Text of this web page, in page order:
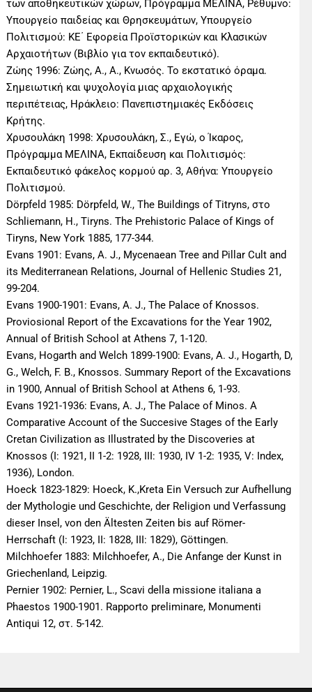
των αποθηκευτικών χώρων, Πρόγραμμα ΜΕΛΙΝΑ, Ρέθυμνο:
Υπουργείο παιδείας και Θρησκευμάτων, Υπουργείο
Πολιτισμού: ΚΕ΄ Εφορεία Προϊστορικών και Κλασικών
Αρχαιοτήτων (Βιβλίο για τον εκπαιδευτικό).
Ζώης 1996: Ζώης, Α., Α., Κνωσός. Το εκστατικό όραμα.
Σημειωτική και ψυχολογία μιας αρχαιολογικής
περιπέτειας, Ηράκλειο: Πανεπιστημιακές Εκδόσεις
Κρήτης.
Χρυσουλάκη 1998: Χρυσουλάκη, Σ., Εγώ, ο Ίκαρος,
Πρόγραμμα ΜΕΛΙΝΑ, Εκπαίδευση και Πολιτισμός:
Εκπαιδευτικό φάκελος κορμού αρ. 3, Αθήνα: Υπουργείο
Πολιτισμού.
Dörpfeld 1985: Dörpfeld, W., The Buildings of Titryns, στο
Schliemann, H., Tiryns. The Prehistoric Palace of Kings of
Tiryns, New York 1885, 177-344.
Evans 1901: Evans, A. J., Mycenaean Tree and Pillar Cult and
its Mediterranean Relations, Journal of Hellenic Studies 21,
99-204.
Evans 1900-1901: Evans, A. J., The Palace of Knossos.
Proviosional Report of the Excavations for the Year 1902,
Annual of British School at Athens 7, 1-120.
Evans, Hogarth and Welch 1899-1900: Evans, A. J., Hogarth, D,
G., Welch, F. B., Knossos. Summary Report of the Excavations
in 1900, Annual of British School at Athens 6, 1-93.
Evans 1921-1936: Evans, A. J., The Palace of Minos. A
Comparative Account of the Succesive Stages of the Early
Cretan Civilization as Illustrated by the Discoveries at
Knossos (I: 1921, II 1-2: 1928, III: 1930, IV 1-2: 1935, V: Index,
1936), London.
Hoeck 1823-1829: Hoeck, K.,Kreta Ein Versuch zur Aufhellung
der Mythologie und Geschichte, der Religion und Verfassung
dieser Insel, von den Ältesten Zeiten bis auf Römer-
Herrschaft (I: 1923, II: 1828, III: 1829), Göttingen.
Milchhoefer 1883: Milchhoefer, A., Die Anfange der Kunst in
Griechenland, Leipzig.
Pernier 1902: Pernier, L., Scavi della missione italiana a
Phaestos 1900-1901. Rapporto preliminare, Monumenti
Antiqui 12, στ. 5-142.